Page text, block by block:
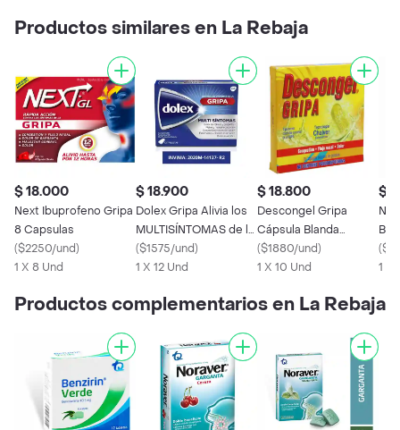
Productos similares en La Rebaja
$ 18.000
Next Ibuprofeno Gripa
8 Capsulas
($2250/und)
1 X 8 Und
$ 18.900
Dolex Gripa Alivia los
MULTISÍNTOMAS de la
Gripa X 12 tabs
($1575/und)
1 X 12 Und
$ 18.800
Descongel Gripa
Cápsula Blanda
Gelatina
($1880/und)
1 X 10 Und
$
(
1 X
Productos complementarios en La Rebaja